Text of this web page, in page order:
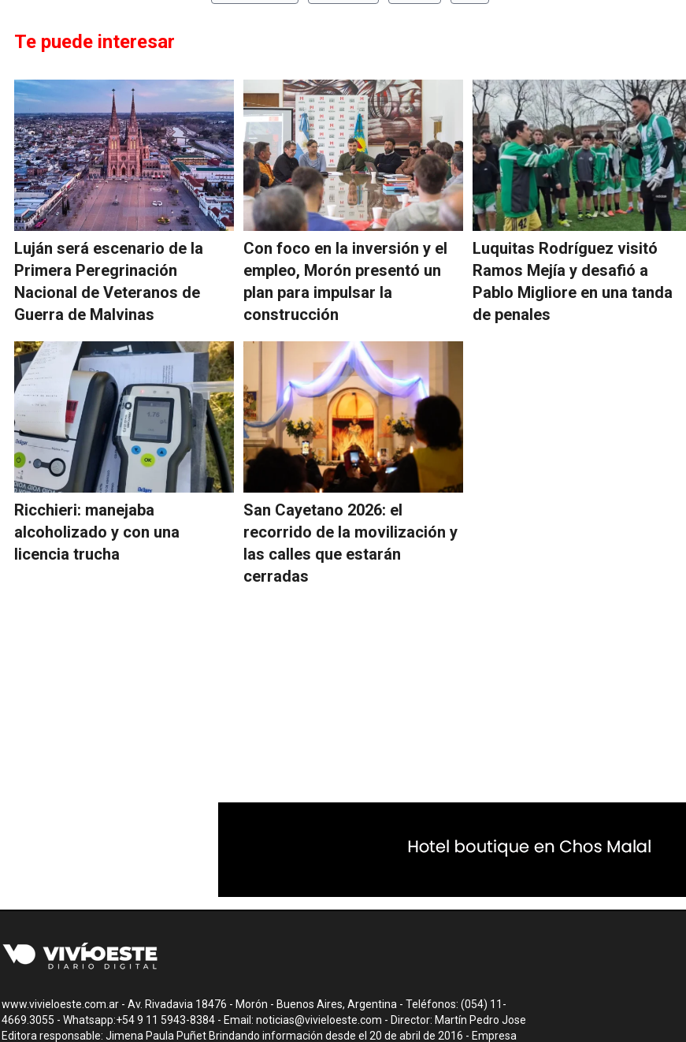
Te puede interesar
Luján será escenario de la
Primera Peregrinación
Nacional de Veteranos de
Guerra de Malvinas
Con foco en la inversión y el
empleo, Morón presentó un
plan para impulsar la
construcción
Luquitas Rodríguez visitó
Ramos Mejía y desafió a
Pablo Migliore en una tanda
de penales
Ricchieri: manejaba
alcoholizado y con una
licencia trucha
San Cayetano 2026: el
recorrido de la movilización y
las calles que estarán
cerradas
www.vivieloeste.com.ar - Av. Rivadavia 18476 - Morón - Buenos Aires, Argentina - Teléfonos: (054) 11-
4669.3055 - Whatsapp:+54 9 11 5943-8384 - Email: noticias@vivieloeste.com - Director: Martín Pedro Jose
Editora responsable: Jimena Paula Puñet Brindando información desde el 20 de abril de 2016 - Empresa